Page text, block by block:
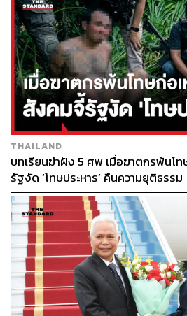
THAILAND
บทเรียนฆ่าฝัง 5 ศพ เมื่อฆาตกรพ้นโ
รัฐงัด ‘โทษประหาร’ คืนความยุติธรรม